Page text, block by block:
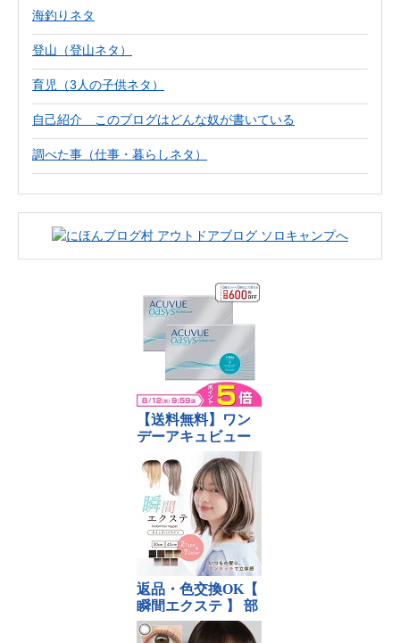
海釣りネタ
登山（登山ネタ）
育児（3人の子供ネタ）
自己紹介 このブログはどんな奴が書いている
調べた事（仕事・暮らしネタ）